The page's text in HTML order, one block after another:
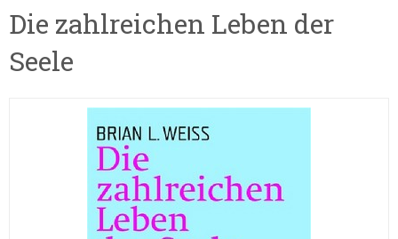
Die zahlreichen Leben der
Seele